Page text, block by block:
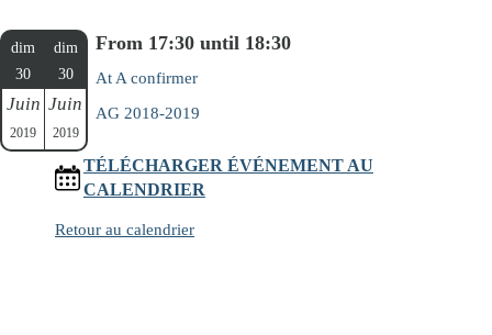
dim
30
Juin
2019
dim
30
Juin
2019
From 17:30 until 18:30
At A confirmer
AG 2018-2019
TÉLÉCHARGER ÉVÉNEMENT AU
CALENDRIER
Retour au calendrier